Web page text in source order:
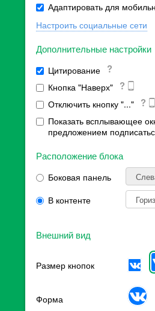
Адаптировать для
Настроить социальные сети
Дополнительные настройки
Цитирование
Кнопка "Наверх"
Отключить кнопку "..."
Показать всплывающее
предложением
Расположение блока
Боковая панель
В контенте
Внешний вид
Размер кнопок
Форма